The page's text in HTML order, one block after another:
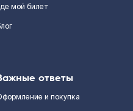
мой билет
ответы
и покупка